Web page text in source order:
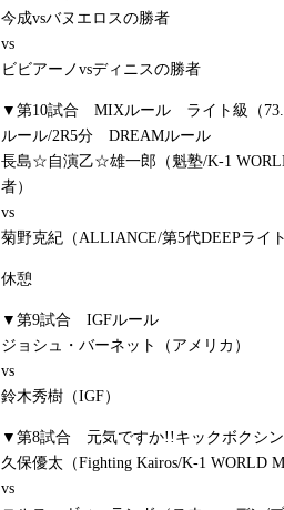
今成vsバヌエロスの勝者
vs
ビビアーノvsディニスの勝者
▼第10試合 MIXルール ライト級（
ルール/2R5分 DREAMルール
長島☆自演乙☆雄一郎（魁塾/K-1
者）
vs
菊野克紀（ALLIANCE/第5代DEEPライ
休憩
▼第9試合 IGFルール
ジョシュ・バーネット（アメリカ）
vs
鈴木秀樹（IGF）
▼第8試合 元気ですか!!キックボクシ
久保優太（Fighting Kairos/K-1 WORLD
vs